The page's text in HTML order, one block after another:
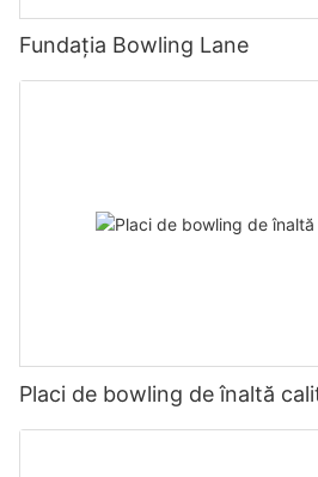
Fundația Bowling Lane
Placi de bowling de înaltă